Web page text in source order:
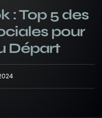
: Top 5 des
pour
Départ